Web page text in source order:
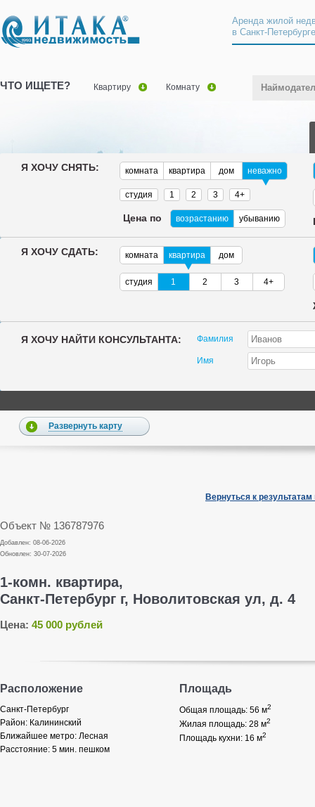
Аренда жилой
в Санкт-
ЧТО ИЩЕТЕ? Квартиру Комнату
Я ХОЧУ СНЯТЬ: комната квартира дом неважно
студия 1 2 3 4+
Цена по возрастанию убыванию
Я ХОЧУ СДАТЬ: комната квартира дом
студия 1 2 3 4+
Я ХОЧУ НАЙТИ КОНСУЛЬТАНТА: Фамилия
Имя
Развернуть карту
Вернуться к результатам
Объект № 136787976
Добавлен: 08-06-2026
Обновлен: 30-07-2026
1-комн. квартира,
Санкт-Петербург г, Новолитовская ул, д. 4
Цена: 45 000 рублей
Расположение
Санкт-Петербург
Район: Калининский
Ближайшее метро: Лесная
Расстояние: 5 мин. пешком
Площадь
Общая площадь: 56 м2
Жилая площадь: 28 м2
Площадь кухни: 16 м2